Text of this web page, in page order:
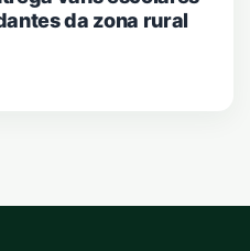
da zona rural